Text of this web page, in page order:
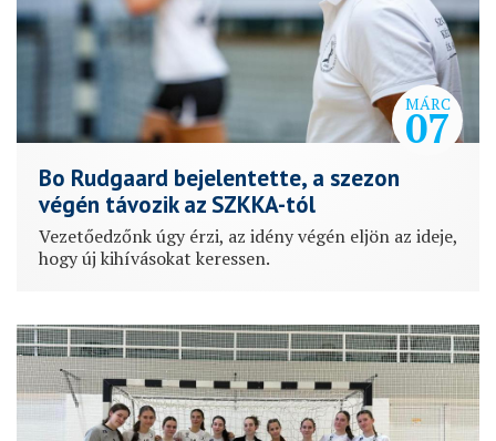
MÁRC
07
Bo Rudgaard bejelentette, a szezon
végén távozik az SZKKA-tól
Vezetőedzőnk úgy érzi, az idény végén eljön az ideje,
hogy új kihívásokat keressen.